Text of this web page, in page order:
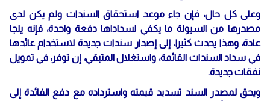
وعلى كل حال، فإن جاء موعد استحقاق السندات ولم يكن لدى
مصدرها من السيولة ما يكفي لسداداها دفعة واحدة، فإنه يلجا
عادة، وهذا يحدث كثيرا، إلى إصدار سندات جديدة لاستخدام عائدها
في سداد السندات القائمة، واستغلال المتبقي، إن توفر، في تمويل
نفقات جديدة.
ويحق لمصدر السند تسديد قيمته واسترداده مع دفع الفائدة إلى